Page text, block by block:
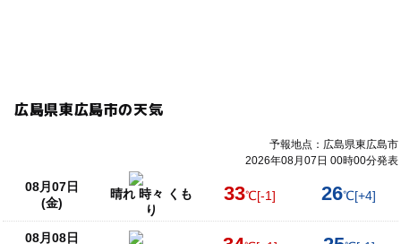
広島県東広島市の天気
予報地点：広島県東広島市
2026年08月07日 00時00分発表
08月07日
(金)
晴れ 時々 くも
り
33℃[-1] 26℃[+4]
08月08日